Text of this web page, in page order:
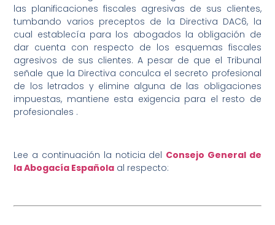
las planificaciones fiscales agresivas de sus clientes,
tumbando varios preceptos de la Directiva DAC6, la
cual establecía para los abogados la obligación de
dar cuenta con respecto de los esquemas fiscales
agresivos de sus clientes. A pesar de que el Tribunal
señale que la Directiva conculca el secreto profesional
de los letrados y elimine alguna de las obligaciones
impuestas, mantiene esta exigencia para el resto de
profesionales .
Lee a continuación la noticia del Consejo General de
la Abogacía Española al respecto: